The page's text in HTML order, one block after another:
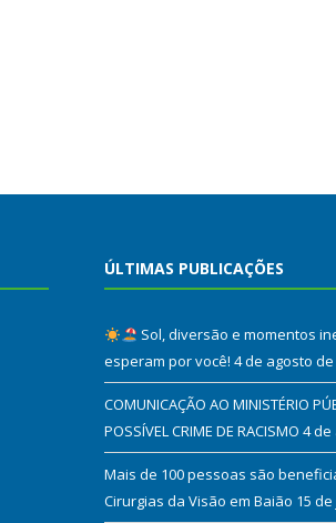
ÚLTIMAS PUBLICAÇÕES
Sol, diversão e momentos
esperam por você! 4 de agosto de
COMUNICAÇÃO AO MINISTÉRIO
POSSÍVEL CRIME DE RACISMO 4 de
Mais de 100 pessoas são
Cirurgias da Visão em Baião 15